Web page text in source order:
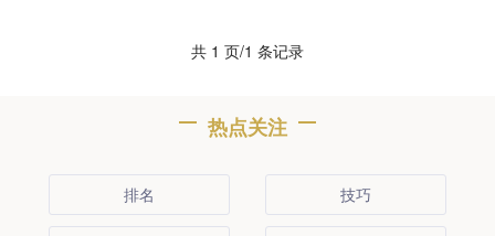
共 1 页/1 条记录
热点关注
排名 技巧